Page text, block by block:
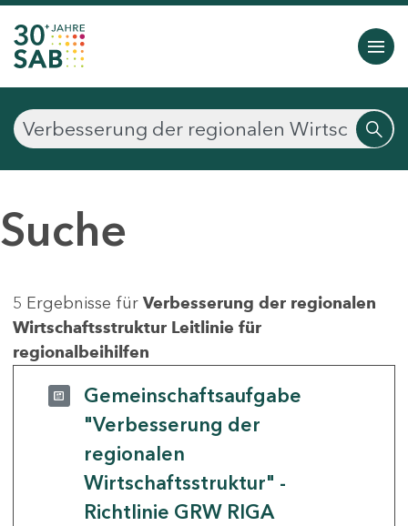
Suche
5 Ergebnisse für Verbesserung der regionalen
Wirtschaftsstruktur Leitlinie für
regionalbeihilfen
Gemeinschaftsaufgabe
"Verbesserung der
regionalen
Wirtschaftsstruktur" -
Richtlinie GRW RIGA